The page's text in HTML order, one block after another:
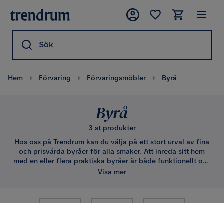
Sök
Hem Förvaring Förvaringsmöbler Byrå
Byrå
3 st produkter
Hos oss på Trendrum kan du välja på ett stort urval av fina
och prisvärda byråer för alla smaker. Att inreda sitt hem
med en eller flera praktiska byråer är både funktionellt och
snyggt. Hemmet ser mer stilfullt och välstädat ut när prylar
genom att investera i smarta förvaringsmöbler!
Visa mer